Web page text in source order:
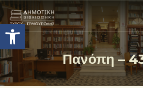
Ανοίξτε τη γραμμή εργαλείων
Πανόπη –
Η ΒΙΒΛΙΟΘΗΚΗ